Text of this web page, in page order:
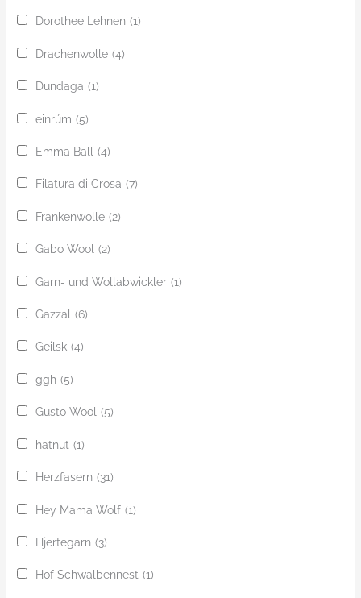
Dorothee Lehnen (1)
Drachenwolle (4)
Dundaga (1)
einrúm (5)
Emma Ball (4)
Filatura di Crosa (7)
Frankenwolle (2)
Gabo Wool (2)
Garn- und Wollabwickler (1)
Gazzal (6)
Geilsk (4)
ggh (5)
Gusto Wool (5)
hatnut (1)
Herzfasern (31)
Hey Mama Wolf (1)
Hjertegarn (3)
Hof Schwalbennest (1)